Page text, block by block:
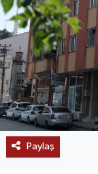
Paylaş
BÖLGE
KEŞFET
POPÜLER
DÜNYA